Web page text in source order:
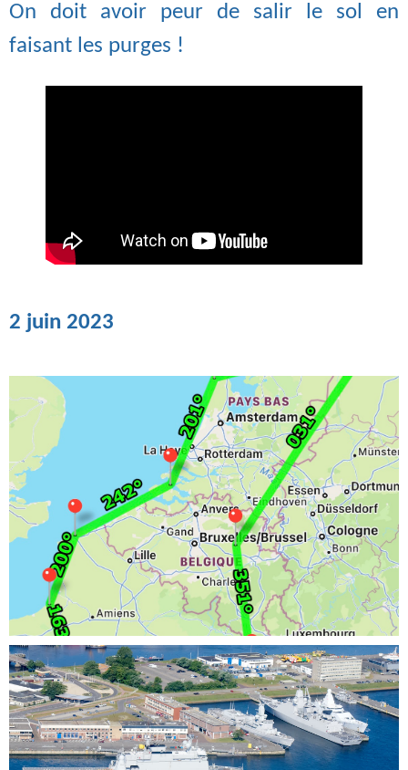
On doit avoir peur de salir le sol en
faisant les purges !
2 juin 2023